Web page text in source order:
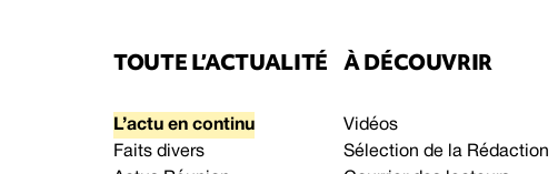
TOUTE L’ACTUALITÉ
L’actu en continu
Faits divers
À DÉCOUVRIR
Vidéos
Sélection de la Rédaction